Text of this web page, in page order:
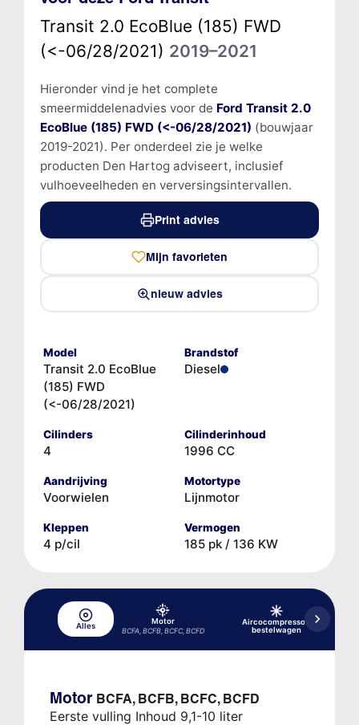
Transit 2.0 EcoBlue (185) FWD
(<-06/28/2021) 2019–2021
Hieronder vind je het complete
smeermiddelenadvies voor de Ford Transit 2.0
EcoBlue (185) FWD (<-06/28/2021) (bouwjaar
2019-2021). Per onderdeel zie je welke
producten Den Hartog adviseert, inclusief
vulhoeveelheden en verversingsintervallen.
Print advies
Mijn favorieten
nieuw advies
Model
Transit 2.0 EcoBlue
(185) FWD
(<-06/28/2021)
Brandstof
Diesel
Cilinders
4
Cilinderinhoud
1996 CC
Aandrijving
Voorwielen
Motortype
Lijnmotor
Kleppen
4 p/cil
Vermogen
185 pk / 136 KW
Alles
Motor
BCFA, BCFB, BCFC, BCFD
Aircocompressor,
bestelwagen
Motor BCFA, BCFB, BCFC, BCFD
Eerste vulling Inhoud 9,1-10 liter